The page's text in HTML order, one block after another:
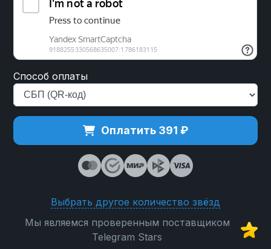
Способ оплаты
Оплатить 391 ₽
Выбрать другое количество звёзд
Мы являемся проверенным поставщиком
Telegram Stars